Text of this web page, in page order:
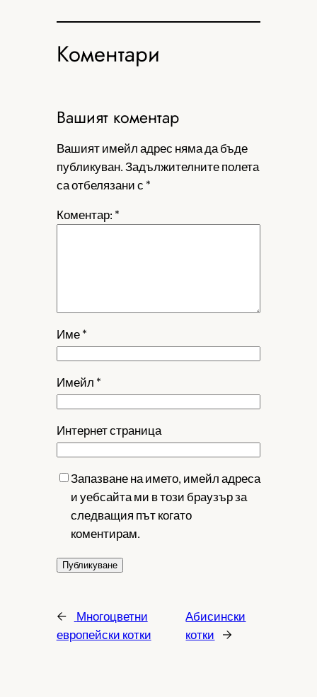
Коментари
Вашият коментар
Вашият имейл адрес няма да бъде
публикуван. Задължителните полета
са отбелязани с *
Коментар: *
Име *
Имейл *
Интернет страница
Запазване на името, имейл адреса
и уебсайта ми в този браузър за
следващия път когато
коментирам.
←
Многоцветни
европейски котки
Абисински
котки
→